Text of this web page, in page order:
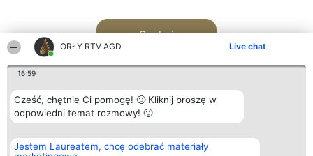
ORŁY RTV AGD Live chat
16:59
Cześć, chętnie Ci pomogę! 🙂 Kliknij proszę w
odpowiedni temat rozmowy! 🙂
Jestem Laureatem, chcę odebrać materiały
Szukaj
Organizator plebiscytu
Bright Side Solutions sp. z o.
Plebiscyt
Laureaci
Kontakt
Kontakt